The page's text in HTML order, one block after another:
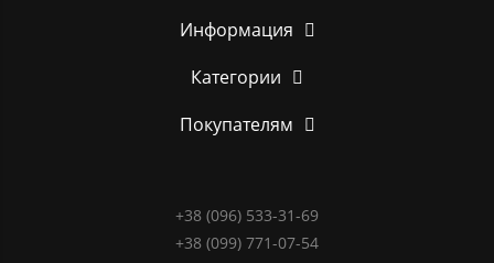
Информация
Категории
Покупателям
+38 (096) 533-31-69
+38 (099) 771-07-54